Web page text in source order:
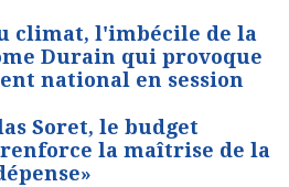
climat, l'imbécile de la
Durain qui provoque
national en session
Soret, le budget
la maîtrise de la